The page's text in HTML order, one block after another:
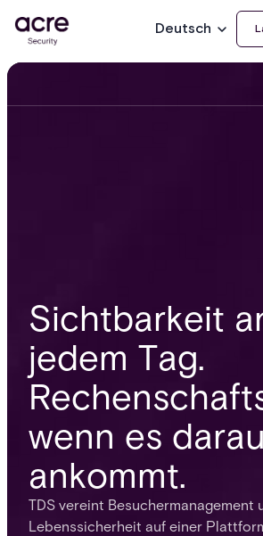
Deutsch
Sichtbarkeit
jedem Tag.
wenn es
ankommt.
TDS vereint Besuchermanagement
Lebenssicherheit auf einer